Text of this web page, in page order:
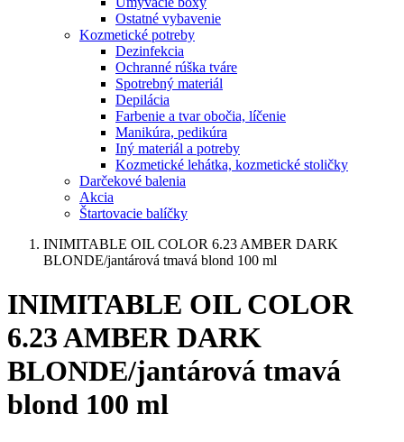
Ostatné vybavenie
Kozmetické potreby
Dezinfekcia
Ochranné rúška tváre
Spotrebný materiál
Depilácia
Farbenie a tvar obočia, líčenie
Manikúra, pedikúra
Iný materiál a potreby
Kozmetické lehátka, kozmetické stoličky
Darčekové balenia
Akcia
Štartovacie balíčky
INIMITABLE OIL COLOR 6.23 AMBER DARK
BLONDE/jantárová tmavá blond 100 ml
INIMITABLE OIL COLOR
6.23 AMBER DARK
BLONDE/jantárová tmavá
blond 100 ml